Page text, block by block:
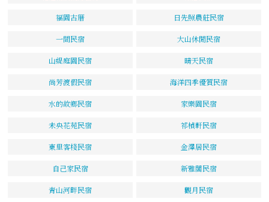
福園古厝 日先照農莊民宿
一間民宿 大山休閒民宿
山緹庭園民宿 晴天民宿
尚芳渡假民宿 海洋四季優質民宿
水的故鄉民宿 家樂園民宿
未央花苑民宿 祁楨軒民宿
東里客棧民宿 金澤居民宿
自己家民宿 新雅閣民宿
青山河畔民宿 觀月民宿